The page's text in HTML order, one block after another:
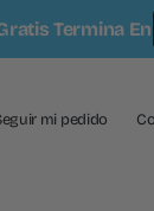
Termina En
mi pedido